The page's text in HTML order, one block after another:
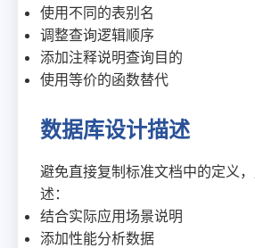
使用不同的表别名
调整查询逻辑顺序
添加注释说明查询目的
使用等价的函数替代
数据库设计描述
避免直接复制标准文档中的定义
述：
结合实际应用场景说明
添加性能分析数据